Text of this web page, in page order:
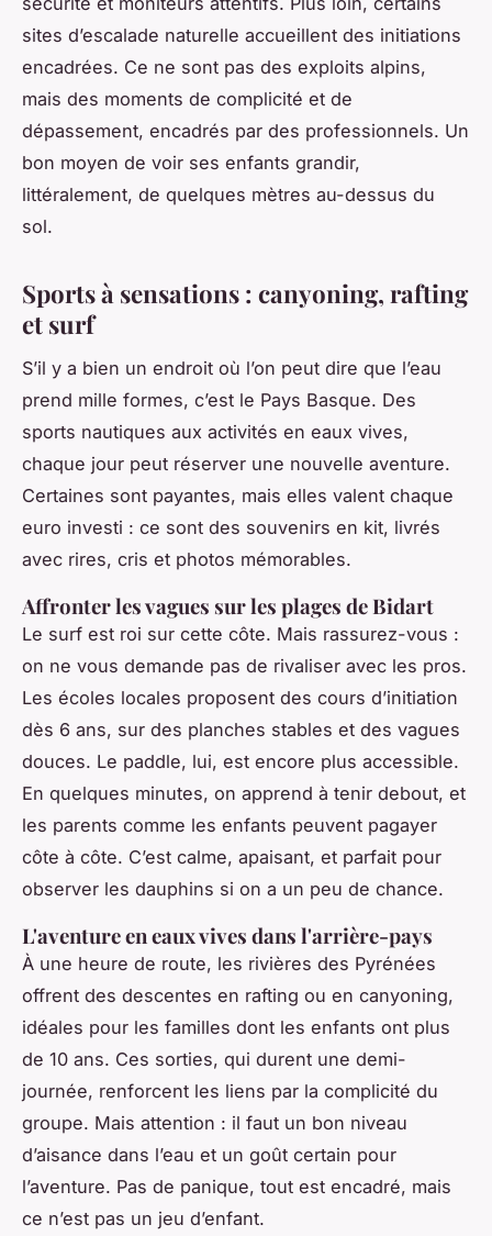
sites d’escalade naturelle accueillent des initiations
encadrées. Ce ne sont pas des exploits alpins,
mais des moments de complicité et de
dépassement, encadrés par des professionnels. Un
bon moyen de voir ses enfants grandir,
littéralement, de quelques mètres au-dessus du
sol.
Sports à sensations : canyoning, rafting
et surf
S’il y a bien un endroit où l’on peut dire que l’eau
prend mille formes, c’est le Pays Basque. Des
sports nautiques aux activités en eaux vives,
chaque jour peut réserver une nouvelle aventure.
Certaines sont payantes, mais elles valent chaque
euro investi : ce sont des souvenirs en kit, livrés
avec rires, cris et photos mémorables.
Affronter les vagues sur les plages de Bidart
Le surf est roi sur cette côte. Mais rassurez-vous :
on ne vous demande pas de rivaliser avec les pros.
Les écoles locales proposent des cours d’initiation
dès 6 ans, sur des planches stables et des vagues
douces. Le paddle, lui, est encore plus accessible.
En quelques minutes, on apprend à tenir debout, et
les parents comme les enfants peuvent pagayer
côte à côte. C’est calme, apaisant, et parfait pour
observer les dauphins si on a un peu de chance.
L'aventure en eaux vives dans l'arrière-pays
À une heure de route, les rivières des Pyrénées
offrent des descentes en rafting ou en canyoning,
idéales pour les familles dont les enfants ont plus
de 10 ans. Ces sorties, qui durent une demi-
journée, renforcent les liens par la complicité du
groupe. Mais attention : il faut un bon niveau
d’aisance dans l’eau et un goût certain pour
l’aventure. Pas de panique, tout est encadré, mais
ce n’est pas un jeu d’enfant.